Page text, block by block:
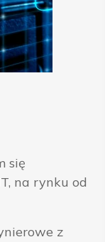
się
na rynku od
z